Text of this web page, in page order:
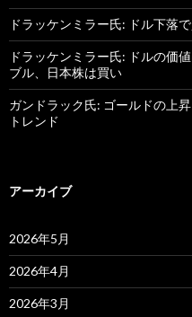
ドラッケンミラー氏: ドル下落
ドラッケンミラー氏: ドルの価
ブル、日本株は買い
ガンドラック氏: ゴールドの上
トレンド
アーカイブ
2026年5月
2026年4月
2026年3月